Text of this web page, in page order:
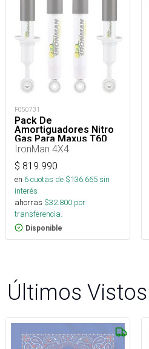
F050731
Pack De
Amortiguadores Nitro
Gas Para Maxus T60
2016+
IronMan 4X4
$ 819.990
en 6cuotas de $136.665sin
interés
ahorras $32.800 por
transferencia.
Disponible
Últimos Vistos